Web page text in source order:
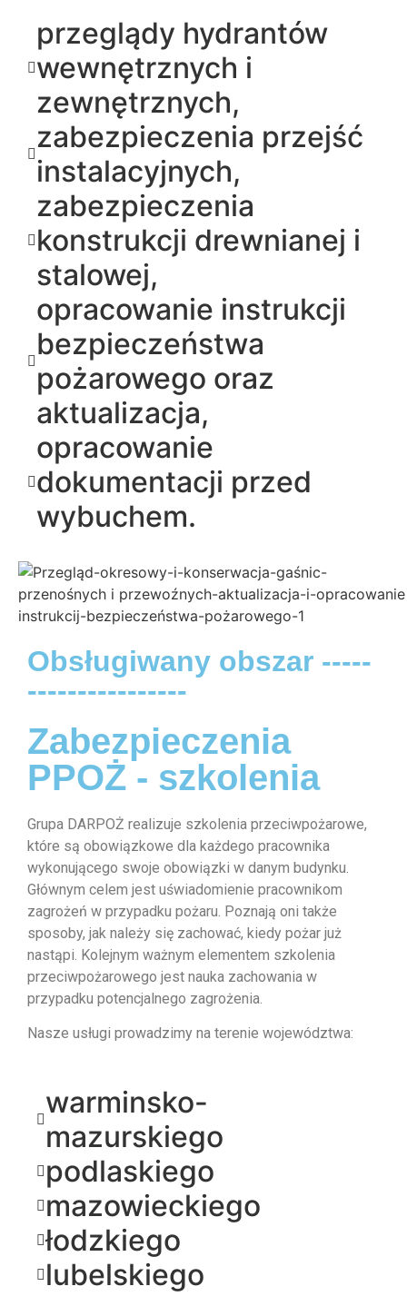
przeglądy hydrantów
wewnętrznych i
zewnętrznych,
zabezpieczenia przejść
instalacyjnych,
zabezpieczenia
konstrukcji drewnianej i
stalowej,
opracowanie instrukcji
bezpieczeństwa
pożarowego oraz
aktualizacja,
opracowanie
dokumentacji przed
wybuchem.
Obsługiwany obszar -----
----------------
Zabezpieczenia
PPOŻ - szkolenia
Grupa DARPOŻ realizuje szkolenia przeciwpożarowe,
które są obowiązkowe dla każdego pracownika
wykonującego swoje obowiązki w danym budynku.
Głównym celem jest uświadomienie pracownikom
zagrożeń w przypadku pożaru. Poznają oni także
sposoby, jak należy się zachować, kiedy pożar już
nastąpi. Kolejnym ważnym elementem szkolenia
przeciwpożarowego jest nauka zachowania w
przypadku potencjalnego zagrożenia.
Nasze usługi prowadzimy na terenie województwa:
warminsko-
mazurskiego
podlaskiego
mazowieckiego
łodzkiego
lubelskiego